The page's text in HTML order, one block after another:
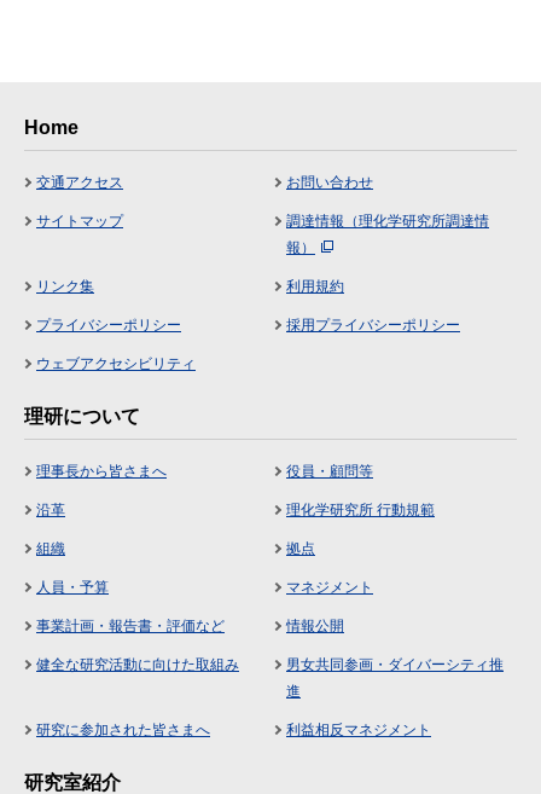
Home
交通アクセス お問い合わせ
サイトマップ
調達情報（理化学研究所調達情
報）
リンク集 利用規約
プライバシーポリシー 採用プライバシーポリシー
ウェブアクセシビリティ
理研について
理事長から皆さまへ 役員・顧問等
沿革 理化学研究所 行動規範
組織 拠点
人員・予算 マネジメント
事業計画・報告書・評価など 情報公開
健全な研究活動に向けた取組み
男女共同参画・ダイバーシティ推
進
研究に参加された皆さまへ 利益相反マネジメント
研究室紹介